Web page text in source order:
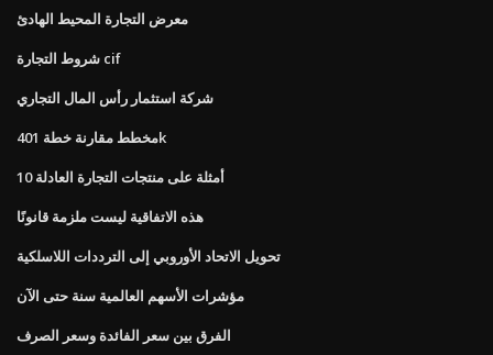
معرض التجارة المحيط الهادئ
شروط التجارة cif
شركة استثمار رأس المال التجاري
مخطط مقارنة خطة 401k
10 أمثلة على منتجات التجارة العادلة
هذه الاتفاقية ليست ملزمة قانونًا
تحويل الاتحاد الأوروبي إلى الترددات اللاسلكية
مؤشرات الأسهم العالمية سنة حتى الآن
الفرق بين سعر الفائدة وسعر الصرف